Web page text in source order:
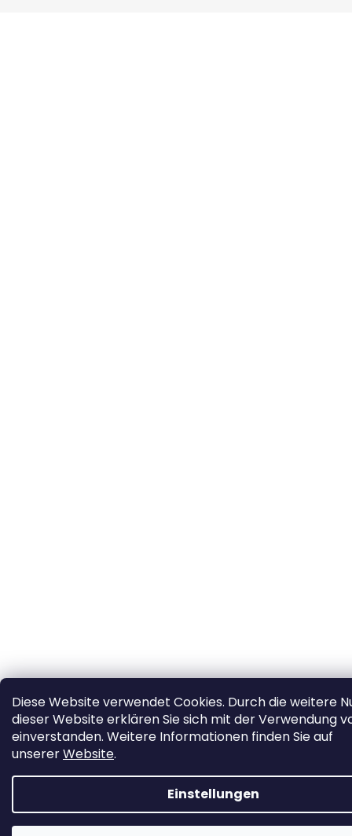
Diese Website verwendet Cookies. Durch die weitere
dieser Website erklären Sie sich mit der Verwendung
einverstanden. Weitere Informationen finden Sie auf
unsererWebsite.
Einstellungen